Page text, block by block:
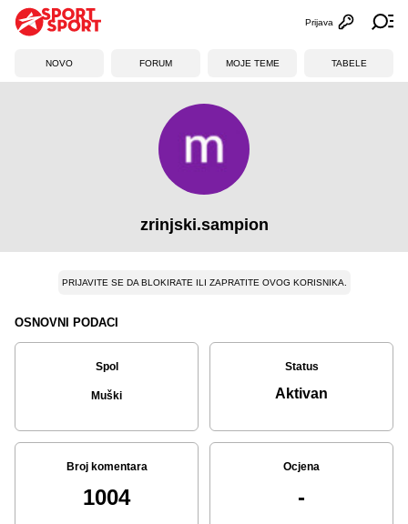
Otvori
Prijava
NOVO FORUM MOJE TEME TABELE
zrinjski.sampion
PRIJAVITE SE DA BLOKIRATE ILI ZAPRATITE OVOG KORISNIKA.
OSNOVNI PODACI
Spol
Muški
Status
Aktivan
Broj komentara
1004
Ocjena
-